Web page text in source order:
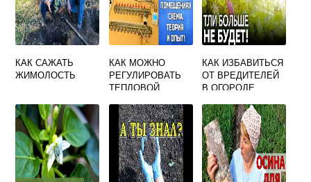
КАК САЖАТЬ
ЖИМОЛОСТЬ
КАК МОЖНО
РЕГУЛИРОВАТЬ
ТЕПЛОВОЙ
ВОДНЫЙ
РЕЖИМЫ ПРИ
ВЫРАЩИВАНИИ
РАСТЕНИЙ В
ОТКРЫТОМ
ГРУНТЕ
КАК ИЗБАВИТЬСЯ
ОТ ВРЕДИТЕЛЕЙ
В ОГОРОДЕ